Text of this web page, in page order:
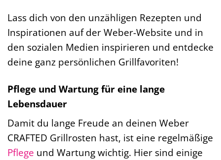
Lass dich von den unzähligen Rezepten und
Inspirationen auf der Weber-Website und in
den sozialen Medien inspirieren und entdecke
deine ganz persönlichen Grillfavoriten!
Pflege und Wartung für eine lange
Lebensdauer
Damit du lange Freude an deinen Weber
CRAFTED Grillrosten hast, ist eine regelmäßige
Pflege und Wartung wichtig. Hier sind einige